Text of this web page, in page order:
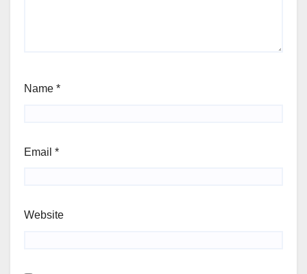
Name *
Email *
Website